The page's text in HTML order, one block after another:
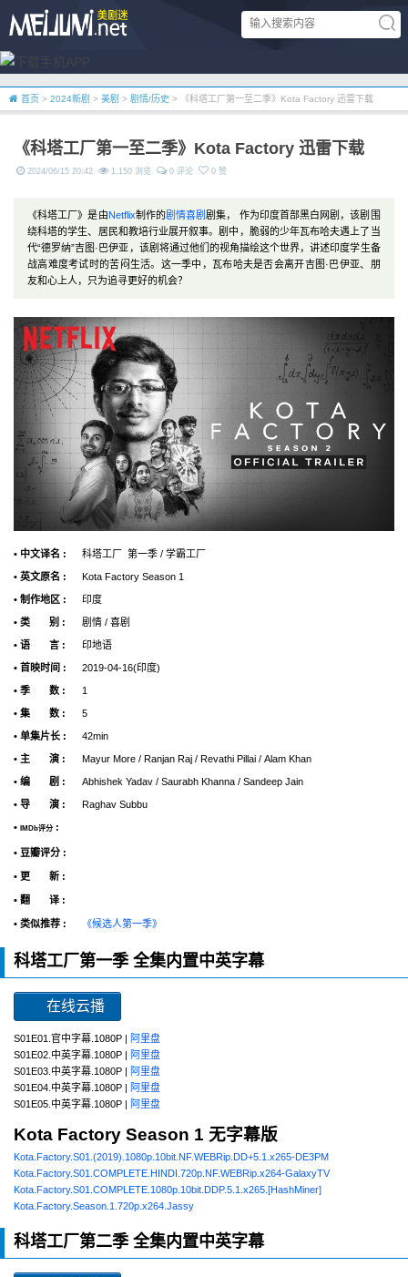
首页 > 2024新剧 > 美剧 > 剧情/历史 > 《科塔工厂第一至二季》Kota Factory 迅雷下载
《科塔工厂第一至二季》Kota Factory 迅雷下载
2024/06/15 20:42 1,150 浏览 0 评论 0 赞
《科塔工厂》是由Netflix制作的剧情喜剧剧集， 作为印度首部黑白网剧，该剧围
绕科塔的学生、居民和教培行业展开叙事。剧中，脆弱的少年瓦布哈夫遇上了当
代“德罗纳”吉图·巴伊亚，该剧将通过他们的视角描绘这个世界，讲述印度学生备
战高难度考试时的苦闷生活。这一季中，瓦布哈夫是否会离开吉图·巴伊亚、朋
友和心上人，只为追寻更好的机会？
• 中文译名 : 科塔工厂 第一季 / 学霸工厂
• 英文原名 : Kota Factory Season 1
• 制作地区 : 印度
• 类 别 : 剧情 / 喜剧
• 语 言 : 印地语
• 首映时间 : 2019-04-16(印度)
• 季 数 : 1
• 集 数 : 5
• 单集片长 : 42min
• 主 演 : Mayur More / Ranjan Raj / Revathi Pillai / Alam Khan
• 编 剧 : Abhishek Yadav / Saurabh Khanna / Sandeep Jain
• 导 演 : Raghav Subbu
• IMDb评分 :
• 豆瓣评分 :
• 更 新 :
• 翻 译 :
• 类似推荐 : 《候选人第一季》
科塔工厂第一季 全集内置中英字幕
在线云播
S01E01.官中字幕.1080P | 阿里盘
S01E02.中英字幕.1080P | 阿里盘
S01E03.中英字幕.1080P | 阿里盘
S01E04.中英字幕.1080P | 阿里盘
S01E05.中英字幕.1080P | 阿里盘
Kota Factory Season 1 无字幕版
Kota.Factory.S01.(2019).1080p.10bit.NF.WEBRip.DD+5.1.x265-DE3PM
Kota.Factory.S01.COMPLETE.HINDI.720p.NF.WEBRip.x264-GalaxyTV
Kota.Factory.S01.COMPLETE.1080p.10bit.DDP.5.1.x265.[HashMiner]
Kota.Factory.Season.1.720p.x264.Jassy
科塔工厂第二季 全集内置中英字幕